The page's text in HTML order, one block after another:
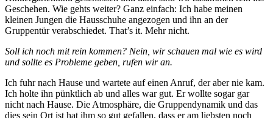
Geschehen. Wie gehts weiter? Ganz einfach: Ich habe meinen
kleinen Jungen die Hausschuhe angezogen und ihn an der
Gruppentür verabschiedet. That’s it. Mehr nicht.
Soll ich noch mit rein kommen? Nein, wir schauen mal wie es wird
und sollte es Probleme geben, rufen wir an.
Ich fuhr nach Hause und wartete auf einen Anruf, der aber nie kam.
Ich holte ihn pünktlich ab und alles war gut. Er wollte sogar gar
nicht nach Hause. Die Atmosphäre, die Gruppendynamik und das
dies sein Ort ist hat ihm so gut gefallen, dass er am liebsten noch